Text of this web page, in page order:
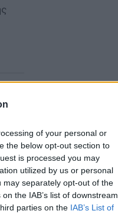
of your personal or
the below opt-out section to
is processed you may
utilized by us or personal
may separately opt-out of the
the IAB’s list of downstream
parties on the IAB’s List of